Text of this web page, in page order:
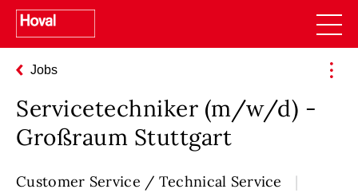
Jobs
Servicetechniker (m/w/d) -
Großraum Stuttgart
Customer Service / Technical Service